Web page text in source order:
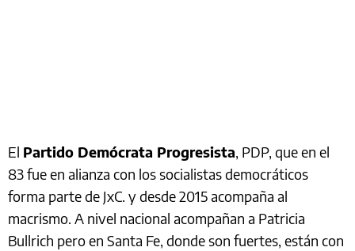
El Partido Demócrata Progresista, PDP, que en el
83 fue en alianza con los socialistas democráticos
forma parte de JxC. y desde 2015 acompaña al
macrismo. A nivel nacional acompañan a Patricia
Bullrich pero en Santa Fe, donde son fuertes, están con